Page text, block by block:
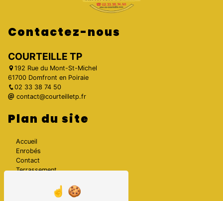
Contactez-nous
COURTEILLE TP
192 Rue du Mont-St-Michel
61700 Domfront en Poiraie
02 33 38 74 50
contact@courteilletp.fr
Plan du site
Accueil
Enrobés
Contact
Terrassement